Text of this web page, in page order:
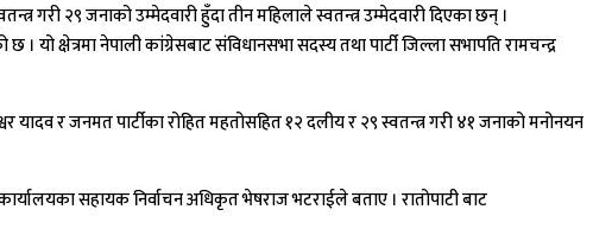
गरी २९ जनाको उम्मेदवारी हुँदा तीन महिलाले स्वतन्त्र उम्मेदवारी दिएका छन् ।
क्षेत्रमा नेपाली कांग्रेसबाट संविधानसभा सदस्य तथा पार्टी जिल्ला सभापति रामचन्द्र
यादव र जनमत पार्टीका रोहित महतोसहित १२ दलीय र २९ स्वतन्त्र गरी ४१ जनाको मनोनयन
सहायक निर्वाचन अधिकृत भेषराज भटराईले बताए । रातोपाटी बाट